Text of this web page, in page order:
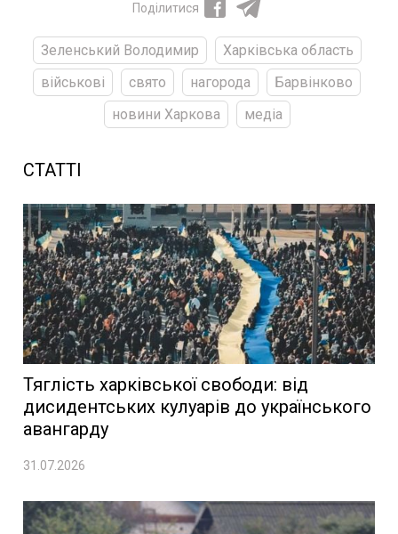
Поділитися
Зеленський Володимир
Харківська область
військові
свято нагорода
Барвінково
новини Харкова
медіа
СТАТТІ
Тяглість харківської свободи: від
дисидентських кулуарів до українського
авангарду
31.07.2026